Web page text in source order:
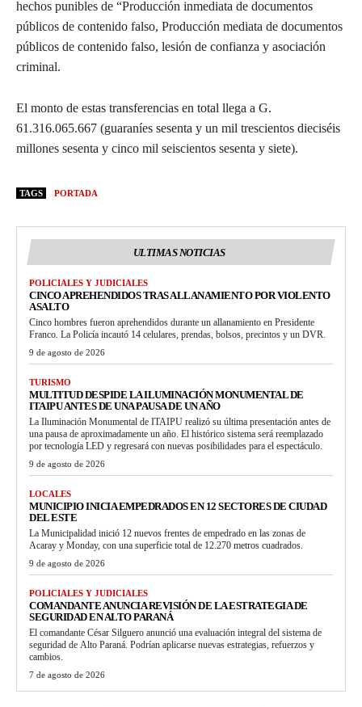
hechos punibles de “Producción inmediata de documentos
públicos de contenido falso, Producción mediata de documentos
públicos de contenido falso, lesión de confianza y asociación
criminal.
El monto de estas transferencias en total llega a G.
61.316.065.667 (guaraníes sesenta y un mil trescientos dieciséis
millones sesenta y cinco mil seiscientos sesenta y siete).
TAGS PORTADA
ULTIMAS NOTICIAS
POLICIALES Y JUDICIALES
CINCO APREHENDIDOS TRAS ALLANAMIENTO POR VIOLENTO
ASALTO
Cinco hombres fueron aprehendidos durante un allanamiento en Presidente
Franco. La Policía incautó 14 celulares, prendas, bolsos, precintos y un DVR.
9 de agosto de 2026
TURISMO
MULTITUD DESPIDE LA ILUMINACIÓN MONUMENTAL DE
ITAIPU ANTES DE UNA PAUSA DE UN AÑO
La Iluminación Monumental de ITAIPU realizó su última presentación antes de
una pausa de aproximadamente un año. El histórico sistema será reemplazado
por tecnología LED y regresará con nuevas posibilidades para el espectáculo.
9 de agosto de 2026
LOCALES
MUNICIPIO INICIA EMPEDRADOS EN 12 SECTORES DE CIUDAD
DEL ESTE
La Municipalidad inició 12 nuevos frentes de empedrado en las zonas de
Acaray y Monday, con una superficie total de 12.270 metros cuadrados.
9 de agosto de 2026
POLICIALES Y JUDICIALES
COMANDANTE ANUNCIA REVISIÓN DE LA ESTRATEGIA DE
SEGURIDAD EN ALTO PARANÁ
El comandante César Silguero anunció una evaluación integral del sistema de
seguridad de Alto Paraná. Podrían aplicarse nuevas estrategias, refuerzos y
cambios.
7 de agosto de 2026